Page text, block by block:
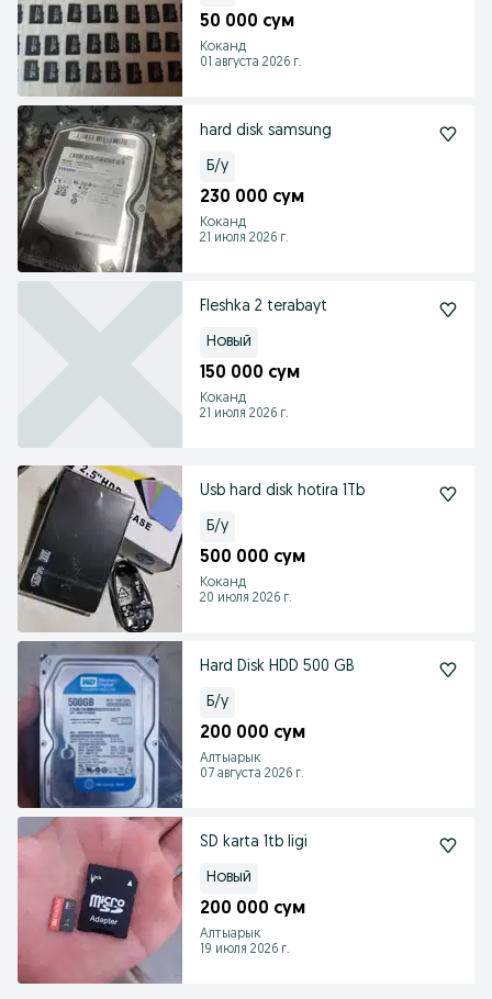
50 000 сум
Коканд
01 августа 2026 г.
hard disk samsung
Б/у
230 000 сум
Коканд
21 июля 2026 г.
Fleshka 2 terabayt
Новый
150 000 сум
Коканд
21 июля 2026 г.
Usb hard disk hotira 1Tb
Б/у
500 000 сум
Коканд
20 июля 2026 г.
Hard Disk HDD 500 GB
Б/у
200 000 сум
Алтыарык
07 августа 2026 г.
SD karta 1tb ligi
Новый
200 000 сум
Алтыарык
19 июля 2026 г.